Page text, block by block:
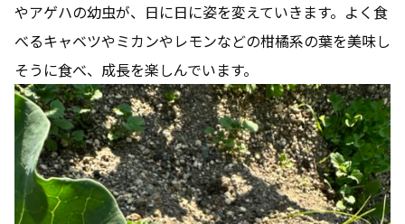
やアゲハの幼虫が、日に日に姿を変えていきます。よく食
べるキャベツやミカンやレモンなどの柑橘系の葉を美味し
そうに食べ、成長を楽しんでいます。